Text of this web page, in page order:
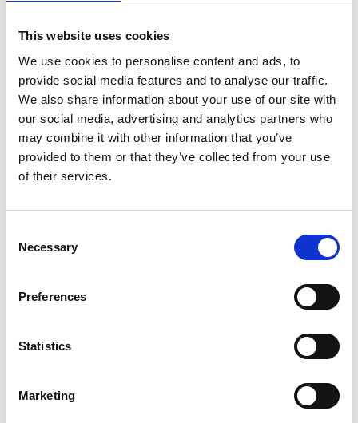
This website uses cookies
We use cookies to personalise content and ads, to
provide social media features and to analyse our traffic.
We also share information about your use of our site with
our social media, advertising and analytics partners who
may combine it with other information that you’ve
provided to them or that they’ve collected from your use
of their services.
Selection
Necessary
Preferences
Statistics
Marketing
onvervalst, authentiek beeld van zijn eigen habitat.
op allerlei plaatsen in West-Zweden hun lokale
leefwereld met jou willen delen en je laten proeven
van hun eigen meest geliefde plekjes. Zo kun je met
Ann-Sofie de eilandjes van Göteborg bezoeken om er
krabben te vangen. Of ga je appels plukken op de
familieboerderij van Sara, net buiten Lidköping? Of
mag Claes je twee bomen in Uddebo laten zien die in